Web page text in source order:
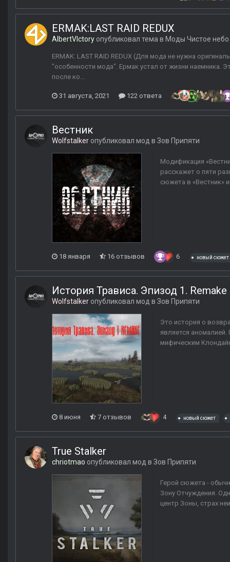
ERMAK:LAST RAID REDUX
AlbertVIctory опубликовал тема в Моды Чистое небо
ERMAK: LAST RAID REDUX (Для мода не нужна
"особенности мода". Ермак устал от жизни наемника.
после ко...
31 августа, 2021 122 ответа
Вестник
Wolfstalker опубликовал мод в Зов Припяти
Модификация
расскажет о пяти
сюжета в «Вестник»
18 января 16 отзывов 6 новый сюжет
История Трависа. Эпизод 1. Remake
Wolfstalker опубликовал мод в Зов Припяти
Это история о
является
мифическим
8 июня 7 отзывов 4 новый сюжет
True Stalker
chriotmao опубликовал мод в Зов Припяти
Герой сюжета -
Зону Отчуждения.
центр Зоны, страх